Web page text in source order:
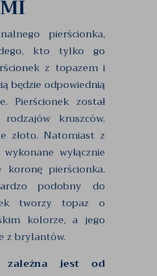
pierścionka,
kto tylko go
z topazem i
będzie odpowiednią
Pierścionek został
kruszców.
złoto. Natomiast z
wyłącznie
pierścionka.
podobny do
tworzy topaz o
kolorze, a jego
z brylantów.
zależna jest od